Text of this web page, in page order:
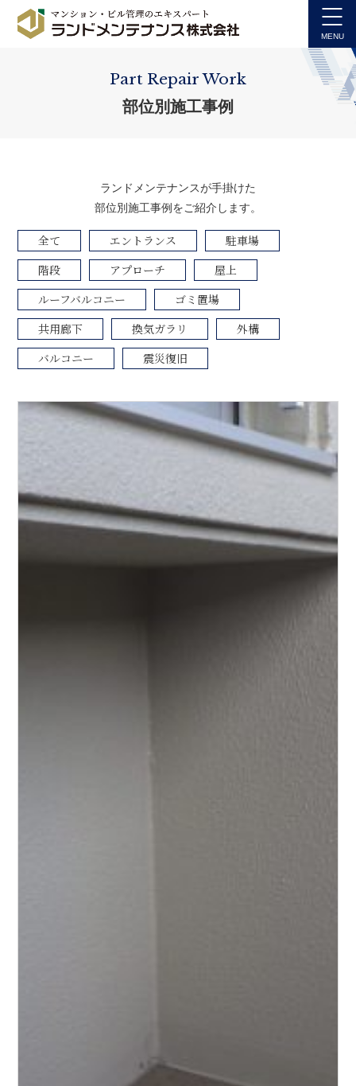
Part Repair Work
部位別施工事例
ランドメンテナンスが手掛けた
部位別施工事例をご紹介します。
全て エントランス
駐車場
階段
アプローチ
屋上
ルーフバルコニー
ゴミ置場
共用廊下
換気ガラリ
外構
バルコニー
震災復旧